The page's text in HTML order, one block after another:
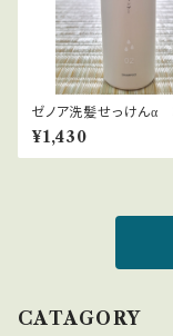
ゼノア洗髪せっけん
¥1,430
CATAGORY